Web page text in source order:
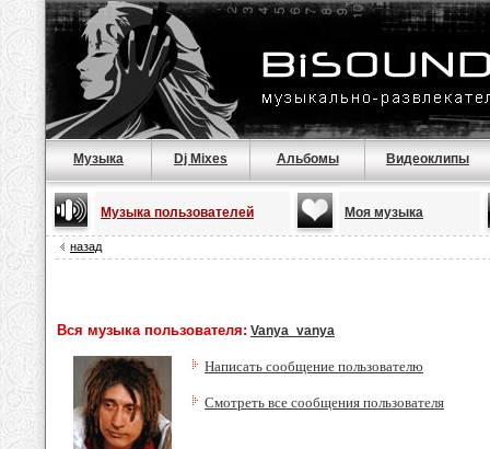
Музыка Dj Mixes Альбомы Видеоклипы
Музыка пользователей Моя музыка
назад
Вся музыка пользователя: Vanya_vanya
Написать сообщение пользователю
Смотреть все сообщения пользователя